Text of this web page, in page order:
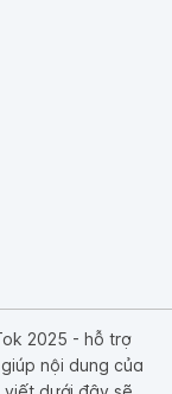
2025 - hỗ trợ
nội dung của